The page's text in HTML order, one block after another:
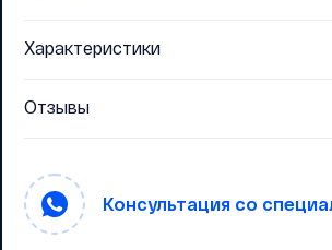
Характеристики
Отзывы
Консультация со